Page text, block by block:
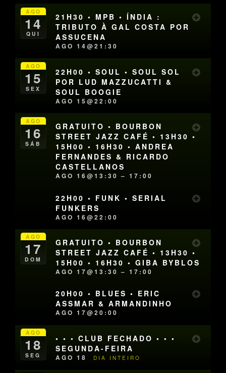
AGO
14
QUI
21H30 • MPB • ÍNDIA :
TRIBUTO À GAL COSTA POR
ASSUCENA
AGO 14@21:30
AGO
15
SEX
22H00 • SOUL • SOUL SOL
POR LUD MAZZUCATTI &
SOUL BOOGIE
AGO 15@22:00
AGO
16
SÁB
GRATUITO • BOURBON
STREET JAZZ CAFÉ • 13H30 •
15H00 • 16H30 • ANDREA
FERNANDES & RICARDO
CASTELLANOS
AGO 16@13:30 – 17:00
22H00 • FUNK • SERIAL
FUNKERS
AGO 16@22:00
AGO
17
DOM
GRATUITO • BOURBON
STREET JAZZ CAFÉ • 13H30 •
15H00 • 16H30 • GIBA BYBLOS
AGO 17@13:30 – 17:00
20H00 • BLUES • ERIC
ASSMAR & ARMANDINHO
AGO 17@20:00
AGO
18
SEG
• • • CLUB FECHADO • • •
SEGUNDA-FEIRA
AGO 18 DIA INTEIRO